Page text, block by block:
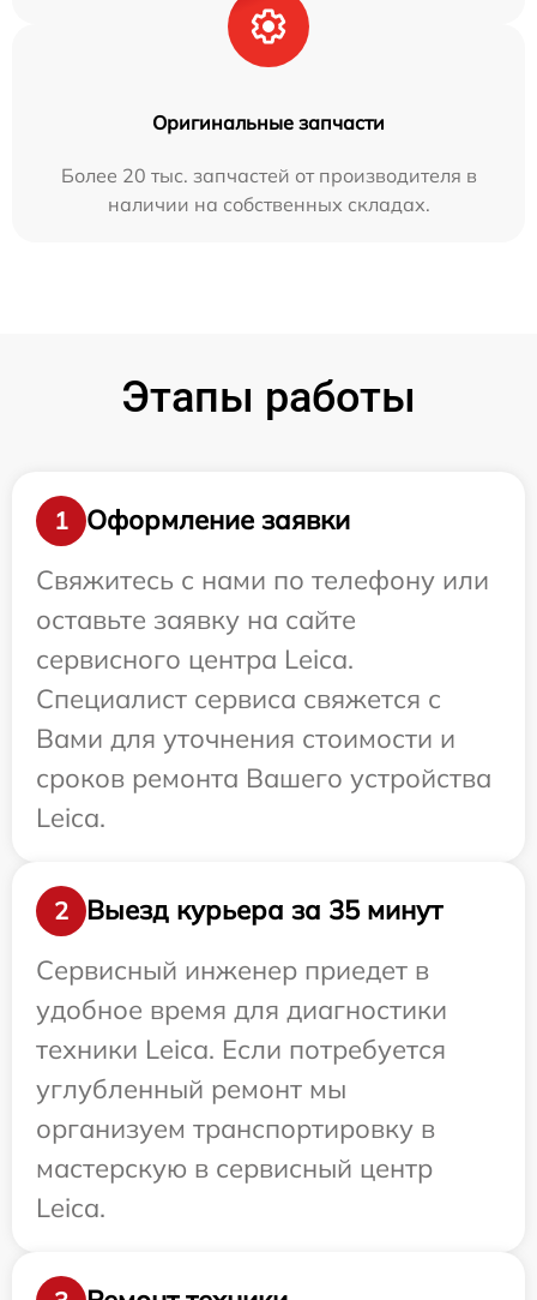
Оригинальные запчасти
Более 20 тыс. запчастей от производителя в
наличии на собственных складах.
Этапы работы
1
Оформление заявки
Свяжитесь с нами по телефону или
оставьте заявку на сайте
сервисного центра Leica.
Специалист сервиса свяжется с
Вами для уточнения стоимости и
сроков ремонта Вашего устройства
Leica.
2
Выезд курьера за 35 минут
Сервисный инженер приедет в
удобное время для диагностики
техники Leica. Если потребуется
углубленный ремонт мы
организуем транспортировку в
мастерскую в сервисный центр
Leica.